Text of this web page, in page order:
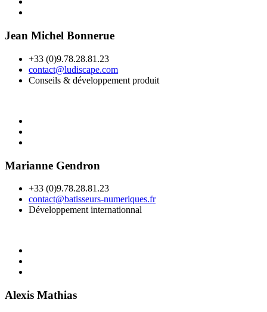
Jean Michel Bonnerue
+33 (0)9.78.28.81.23
contact@ludiscape.com
Conseils & développement produit
Marianne Gendron
+33 (0)9.78.28.81.23
contact@batisseurs-numeriques.fr
Développement internationnal
Alexis Mathias